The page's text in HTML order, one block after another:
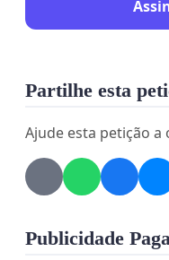
Partilhe esta
Ajude esta petição
Publicidade Paga